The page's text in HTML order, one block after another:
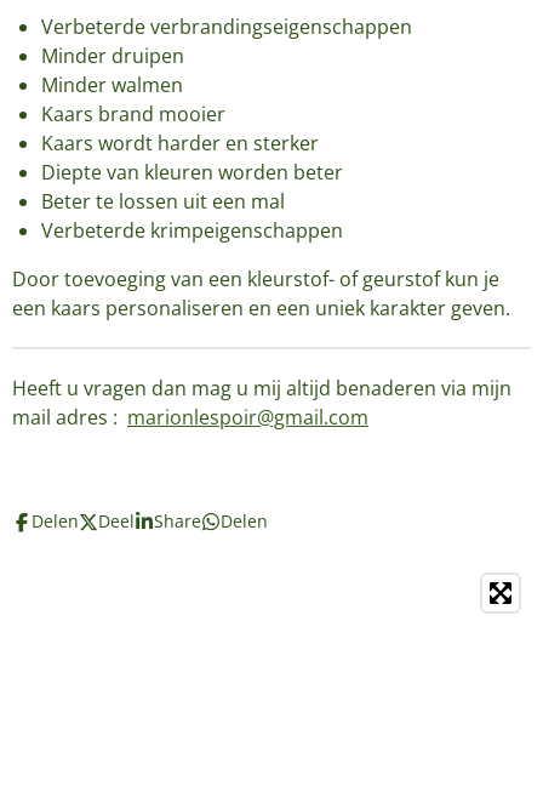
Verbeterde verbrandingseigenschappen
Minder druipen
Minder walmen
Kaars brand mooier
Kaars wordt harder en sterker
Diepte van kleuren worden beter
Beter te lossen uit een mal
Verbeterde krimpeigenschappen
Door toevoeging van een kleurstof- of geurstof kun je
een kaars personaliseren en een uniek karakter geven.
Heeft u vragen dan mag u mij altijd benaderen via mijn
mail adres : marionlespoir@gmail.com
Delen Deel Share Delen